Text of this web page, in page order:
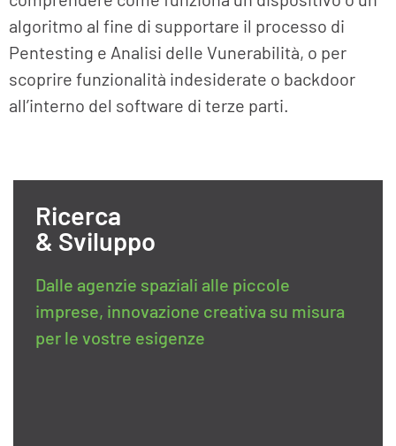
algoritmo al fine di supportare il processo di
Pentesting e Analisi delle Vunerabilità, o per
scoprire funzionalità indesiderate o backdoor
all’interno del software di terze parti.
Ricerca
& Sviluppo
Dalle agenzie spaziali alle piccole
imprese, innovazione creativa su misura
per le vostre esigenze